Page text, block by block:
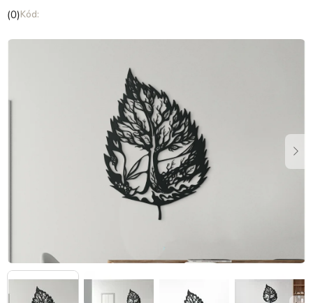
Průměrné
produktu
5
(0)